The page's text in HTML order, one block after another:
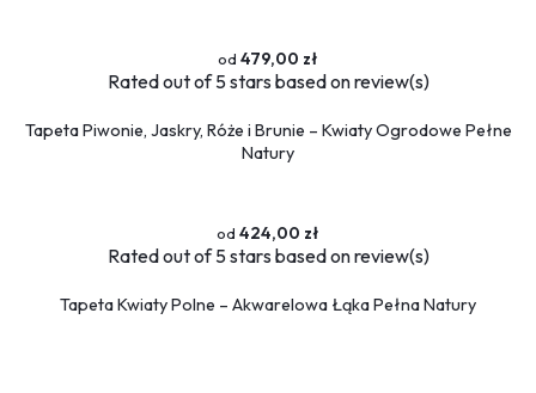
479,00 zł
Ratedout of 5 stars based onreview(s)
Tapeta Piwonie, Jaskry, Róże i Brunie – Kwiaty Ogrodowe Pełne
Natury
424,00 zł
Ratedout of 5 stars based onreview(s)
Tapeta Kwiaty Polne – Akwarelowa Łąka Pełna Natury